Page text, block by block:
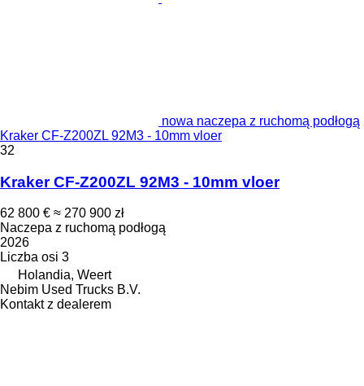
nowa naczepa z ruchomą podłogą
Kraker CF-Z200ZL 92M3 - 10mm vloer
32
Kraker CF-Z200ZL 92M3 - 10mm vloer
62 800 € ≈ 270 900 zł
Naczepa z ruchomą podłogą
2026
Liczba osi 3
Holandia, Weert
Nebim Used Trucks B.V.
Kontakt z dealerem